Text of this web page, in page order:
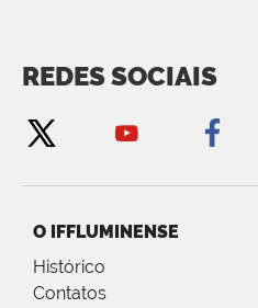
REDES SOCIAIS
O IFFLUMINENSE
Histórico
Contatos